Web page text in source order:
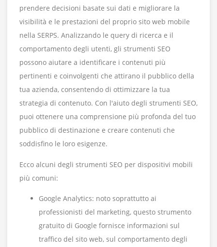
prendere decisioni basate sui dati e migliorare la
visibilità e le prestazioni del proprio sito web mobile
nella SERPS. Analizzando le query di ricerca e il
comportamento degli utenti, gli strumenti SEO
possono aiutare a identificare i contenuti più
pertinenti e coinvolgenti che attirano il pubblico della
tua azienda, consentendo di ottimizzare la tua
strategia di contenuto. Con l'aiuto degli strumenti SEO,
puoi ottenere una comprensione più profonda del tuo
pubblico di destinazione e creare contenuti che
soddisfino le loro esigenze.
Ecco alcuni degli strumenti SEO per dispositivi mobili
più comuni:
Google Analytics: noto soprattutto ai
professionisti del marketing, questo strumento
gratuito di Google fornisce informazioni sul
traffico del sito web, sul comportamento degli